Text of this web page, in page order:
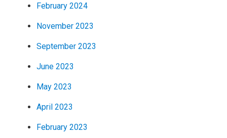
February 2024
November 2023
September 2023
June 2023
May 2023
April 2023
February 2023